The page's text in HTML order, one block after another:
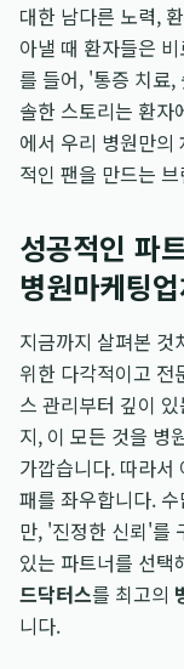
대한 남다른 노력,
아낼 때 환자들은
를 들어, '통증 치료,
솔한 스토리는 환자
에서 우리 병원만의
적인 팬을 만드는
성공적인 파
병원마케팅
지금까지 살펴본
위한 다각적이고 전
스 관리부터 깊이
지, 이 모든 것을 병
가깝습니다. 따라서
패를 좌우합니다.
만, '진정한 신뢰'를
있는 파트너를 선택
드닥터스를 최고의
니다.